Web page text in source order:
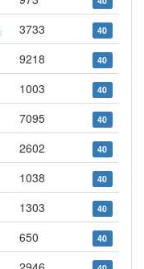
3733 40
9218 40
1003 40
7095 40
2602 40
1038 40
1303 40
650 40